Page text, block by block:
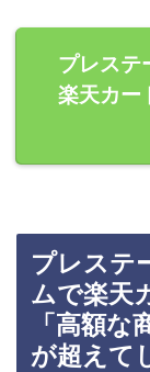
プレステ
楽天カー
プレステ
ムで楽天
「高額
が超えて